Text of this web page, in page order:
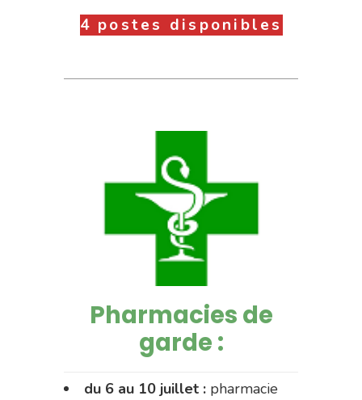
4 postes disponibles
Pharmacies de
garde :
du 6 au 10 juillet : pharmacie